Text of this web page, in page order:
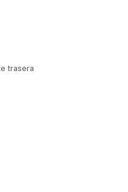
trasera